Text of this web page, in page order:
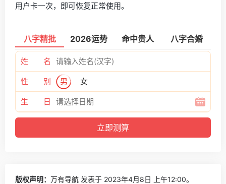
用户卡一次，即可恢复正常使用。
八字精批 2026运势 命中贵人 八字合婚
姓 名
性 别 男 女
生 日
版权声明： 万有导航 发表于 2023年4月8日 上午12:00。